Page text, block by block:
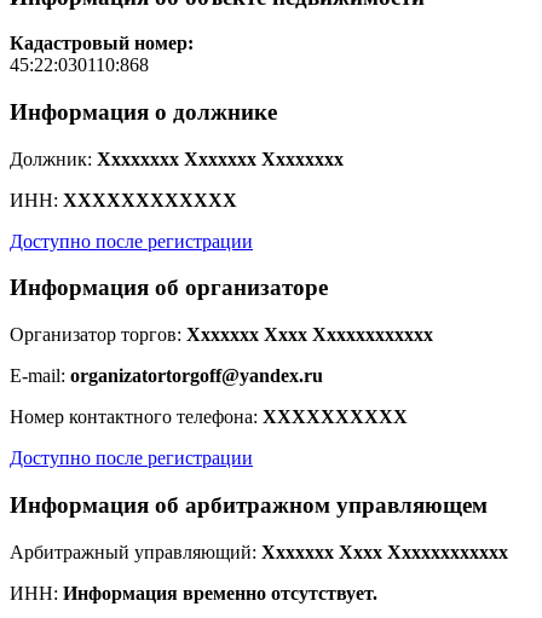
Кадастровый номер:
45:22:030110:868
Информация о должнике
Должник: Xxxxxxxx Xxxxxxx Xxxxxxxx
ИНН: XXXXXXXXXXXX
Доступно после регистрации
Информация об организаторе
Организатор торгов: Xxxxxxx Xxxx Xxxxxxxxxxxx
E-mail: organizatortorgoff@yandex.ru
Номер контактного телефона: XXXXXXXXXX
Доступно после регистрации
Информация об арбитражном управляющем
Арбитражный управляющий: Xxxxxxx Xxxx Xxxxxxxxxxxx
ИНН: Информация временно отсутствует.